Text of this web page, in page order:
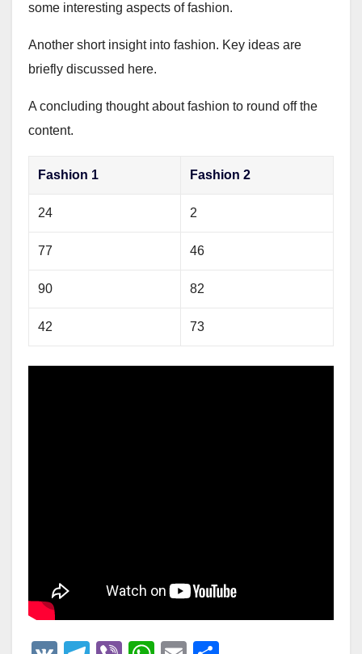
some interesting aspects of fashion.
Another short insight into fashion. Key ideas are
briefly discussed here.
A concluding thought about fashion to round off the
content.
Fashion 1 Fashion 2
24 2
77 46
90 82
42 73